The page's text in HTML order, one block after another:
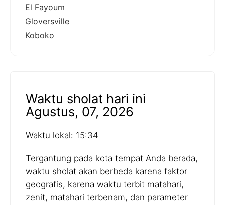
El Fayoum
Gloversville
Koboko
Waktu sholat hari ini
Agustus, 07, 2026
Waktu lokal: 15:34
Tergantung pada kota tempat Anda berada,
waktu sholat akan berbeda karena faktor
geografis, karena waktu terbit matahari,
zenit, matahari terbenam, dan parameter